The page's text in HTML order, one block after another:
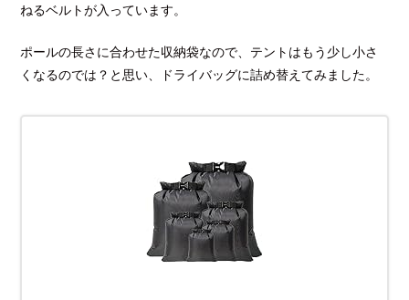
ねるベルトが入っています。
ポールの長さに合わせた収納袋なので、テントはもう少し小さ
くなるのでは？と思い、ドライバッグに詰め替えてみました。